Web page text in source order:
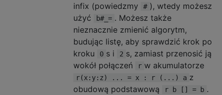
infix (powiedzmy
# ), wtedy możesz
użyć
b#_= . Możesz także
nieznacznie zmienić algorytm,
budując listę, aby sprawdzić krok po
kroku
0 s i 2 s, zamiast przenosić ją
wokół połączeń
r w akumulatorze
r(x:y:z) ... = x : r (...) a z
obudową podstawową
r b [] = b .